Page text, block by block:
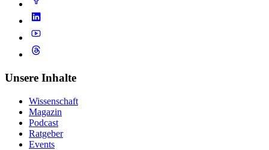
Unsere Inhalte
Wissenschaft
Magazin
Podcast
Ratgeber
Events